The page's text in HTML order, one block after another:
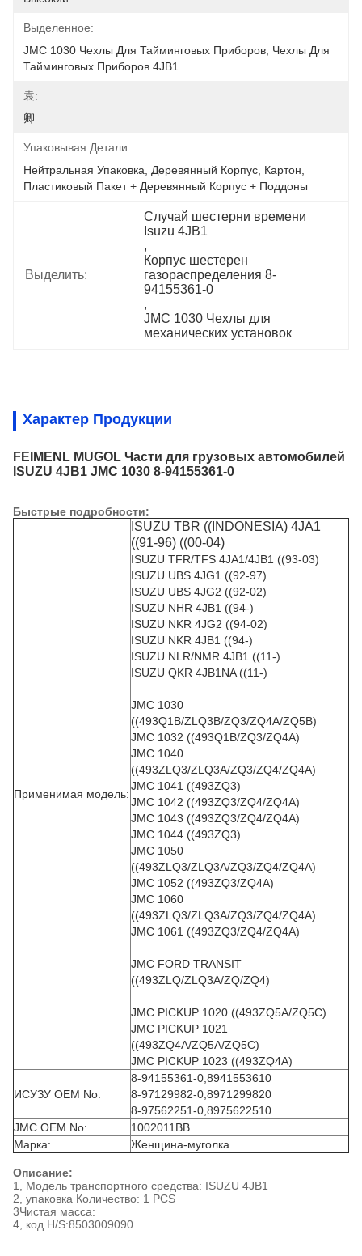
Выделенное:
JMC 1030 Чехлы Для Тайминговых Приборов, Чехлы Для
Тайминговых Приборов 4JB1
袁:
卿
Упаковывая Детали:
Нейтральная Упаковка, Деревянный Корпус, Картон,
Пластиковый Пакет + Деревянный Корпус + Поддоны
Выделить:
Случай шестерни времени
Isuzu 4JB1
,
Корпус шестерен
газораспределения 8-
94155361-0
,
JMC 1030 Чехлы для
механических установок
Характер Продукции
FEIMENL MUGOL Части для грузовых автомобилей
ISUZU 4JB1 JMC 1030 8-94155361-0
Быстрые подробности:
Применимая модель:
ISUZU TBR ((INDONESIA) 4JA1
((91-96) ((00-04)
ISUZU TFR/TFS 4JA1/4JB1 ((93-03)
ISUZU UBS 4JG1 ((92-97)
ISUZU UBS 4JG2 ((92-02)
ISUZU NHR 4JB1 ((94-)
ISUZU NKR 4JG2 ((94-02)
ISUZU NKR 4JB1 ((94-)
ISUZU NLR/NMR 4JB1 ((11-)
ISUZU QKR 4JB1NA ((11-)
JMC 1030
((493Q1B/ZLQ3B/ZQ3/ZQ4A/ZQ5B)
JMC 1032 ((493Q1B/ZQ3/ZQ4A)
JMC 1040
((493ZLQ3/ZLQ3A/ZQ3/ZQ4/ZQ4A)
JMC 1041 ((493ZQ3)
JMC 1042 ((493ZQ3/ZQ4/ZQ4A)
JMC 1043 ((493ZQ3/ZQ4/ZQ4A)
JMC 1044 ((493ZQ3)
JMC 1050
((493ZLQ3/ZLQ3A/ZQ3/ZQ4/ZQ4A)
JMC 1052 ((493ZQ3/ZQ4A)
JMC 1060
((493ZLQ3/ZLQ3A/ZQ3/ZQ4/ZQ4A)
JMC 1061 ((493ZQ3/ZQ4/ZQ4A)
JMC FORD TRANSIT
((493ZLQ/ZLQ3A/ZQ/ZQ4)
JMC PICKUP 1020 ((493ZQ5A/ZQ5C)
JMC PICKUP 1021
((493ZQ4A/ZQ5A/ZQ5C)
JMC PICKUP 1023 ((493ZQ4A)
ИСУЗУ OEM No:
8-94155361-0,8941553610
8-97129982-0,8971299820
8-97562251-0,8975622510
JMC OEM No:
1002011BB
Марка:
Женщина-муголка
Описание:
1, Модель транспортного средства: ISUZU 4JB1
2, упаковка Количество: 1 PCS
3Чистая масса:
4, код H/S:8503009090